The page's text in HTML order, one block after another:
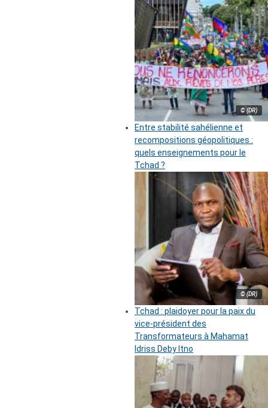
© (DR)
Entre stabilité sahélienne et
recompositions géopolitiques :
quels enseignements pour le
Tchad ?
© (DR)
Tchad : plaidoyer pour la paix du
vice-président des
Transformateurs à Mahamat
Idriss Deby Itno